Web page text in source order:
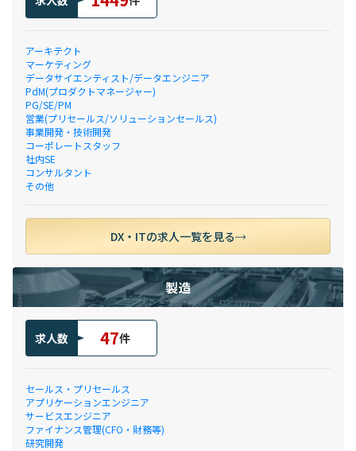
アーキテクト
マーケティング
データサイエンティスト/データエンジニア
PdM(プロダクトマネージャー)
PG/SE/PM
営業(プリセールス/ソリューションセールス)
事業開発・技術開発
コーポレートスタッフ
社内SE
コンサルタント
その他
DX・ITの求人一覧を見る
製造
求人数 47件
セールス・プリセールス
アプリケーションエンジニア
サービスエンジニア
ファイナンス管理(CFO・財務等)
研究開発